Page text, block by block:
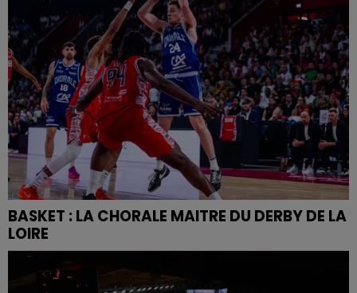
BASKET : LA CHORALE MAITRE DU DERBY DE LA
LOIRE